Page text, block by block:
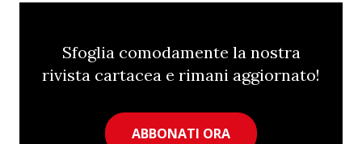
Sfoglia comodamente la nostra
rivista cartacea e rimani aggiornato!
ABBONATI ORA